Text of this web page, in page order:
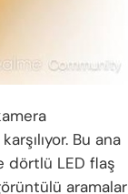
Bu ana
dörtlü LED flaş
aramalar